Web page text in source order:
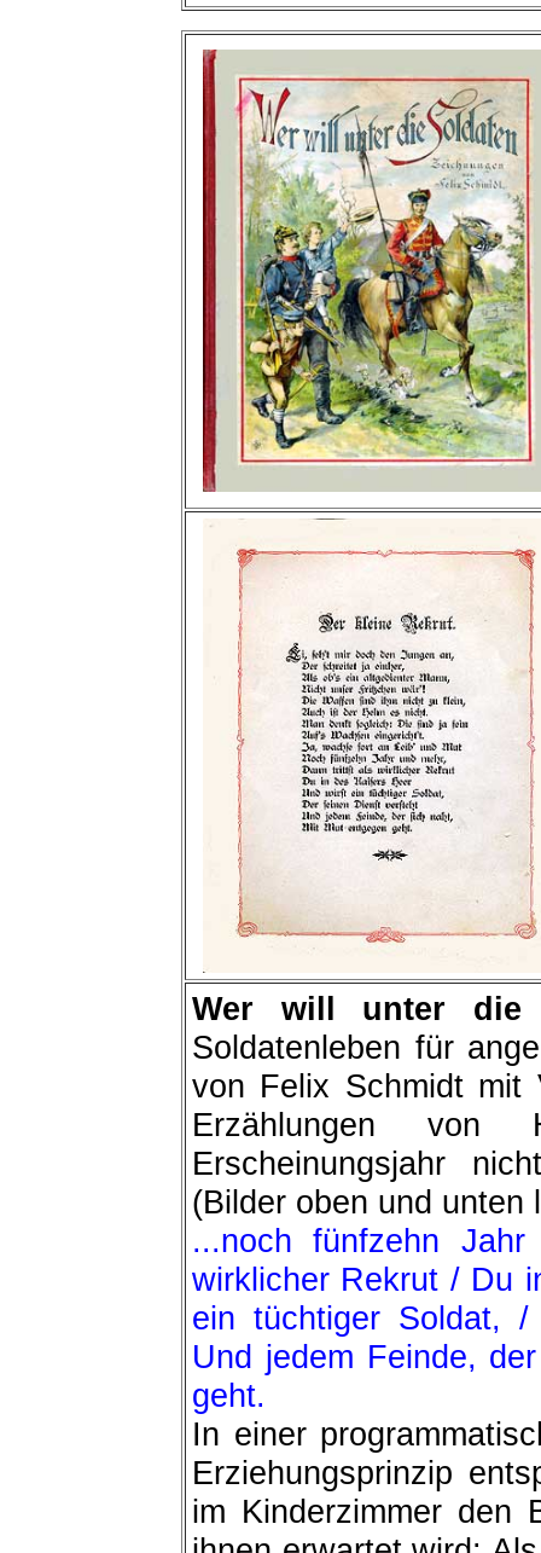
Wer will unter die
Soldatenleben für
von Felix Schmidt mit
Erzählungen
Erscheinungsjahr
(Bilder oben und unten
...noch fünfzehn
wirklicher Rekrut / Du
ein tüchtiger Soldat,
Und jedem Feinde,
geht.
In einer
Erziehungsprinzip
im Kinderzimmer den